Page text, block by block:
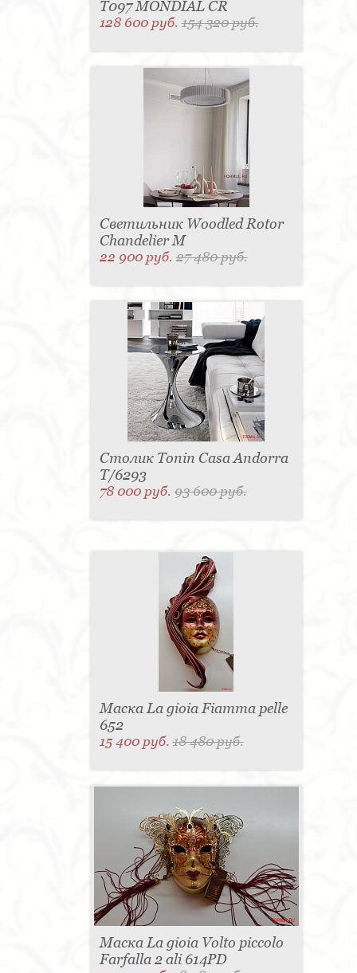
T097 MONDIAL CR
128 600 руб.154 320 руб.
Светильник Woodled Rotor
Chandelier M
22 900 руб.27 480 руб.
Столик Tonin Casa Andorra
T/6293
78 000 руб.93 600 руб.
Маска La gioia Fiamma pelle
652
15 400 руб.18 480 руб.
Маска La gioia Volto piccolo
Farfalla 2 ali 614PD